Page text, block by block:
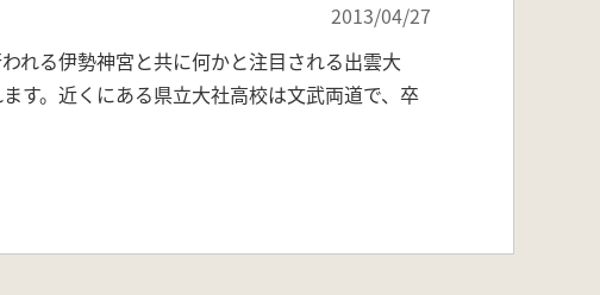
2013/04/27
れる伊勢神宮と共に何かと注目される出雲大
す。近くにある県立大社高校は文武両道で、卒